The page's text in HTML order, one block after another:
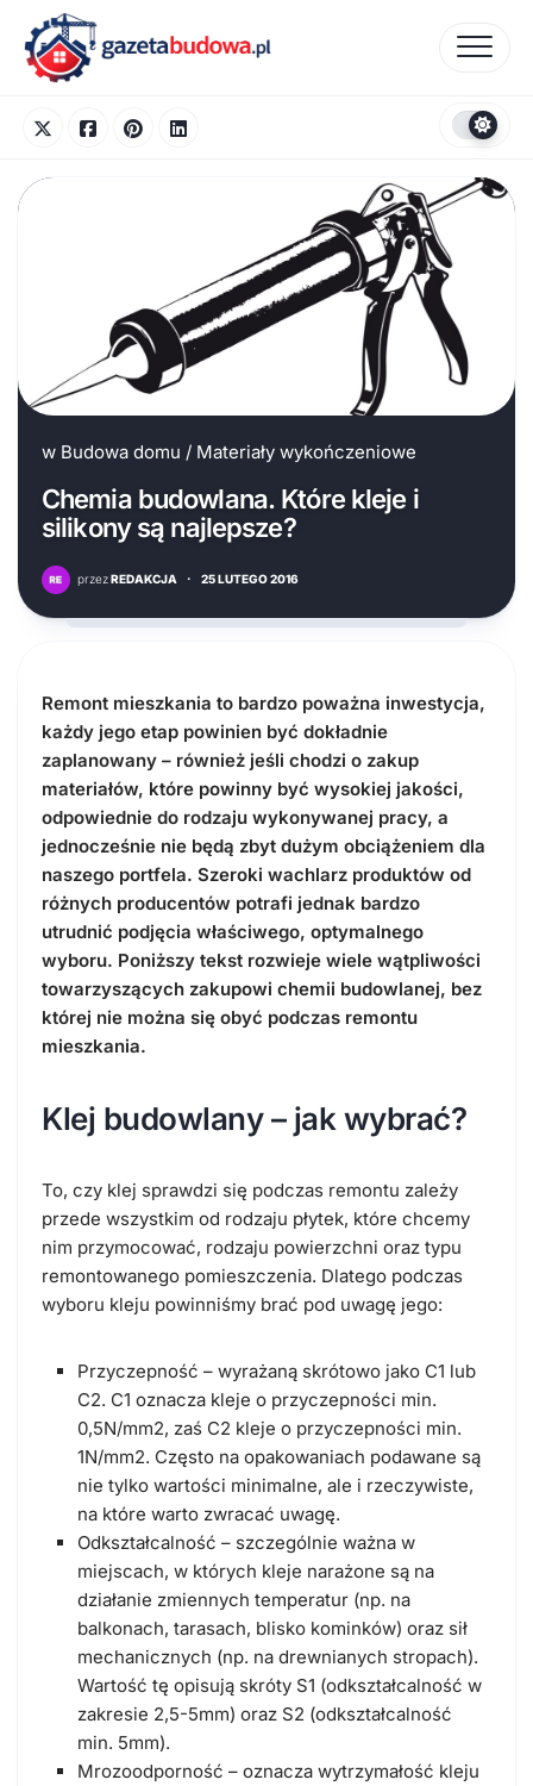
content
w Budowa domu / Materiały wykończeniowe
Chemia budowlana. Które kleje i
silikony są najlepsze?
przezREDAKCJA · 25 LUTEGO 2016
Remont mieszkania to bardzo poważna inwestycja,
każdy jego etap powinien być dokładnie
zaplanowany – również jeśli chodzi o zakup
materiałów, które powinny być wysokiej jakości,
odpowiednie do rodzaju wykonywanej pracy, a
jednocześnie nie będą zbyt dużym obciążeniem dla
naszego portfela. Szeroki wachlarz produktów od
różnych producentów potrafi jednak bardzo
utrudnić podjęcia właściwego, optymalnego
wyboru. Poniższy tekst rozwieje wiele wątpliwości
towarzyszących zakupowi chemii budowlanej, bez
której nie można się obyć podczas remontu
mieszkania.
Klej budowlany – jak wybrać?
To, czy klej sprawdzi się podczas remontu zależy
przede wszystkim od rodzaju płytek, które chcemy
nim przymocować, rodzaju powierzchni oraz typu
remontowanego pomieszczenia. Dlatego podczas
wyboru kleju powinniśmy brać pod uwagę jego:
Przyczepność – wyrażaną skrótowo jako C1 lub
C2. C1 oznacza kleje o przyczepności min.
0,5N/mm2, zaś C2 kleje o przyczepności min.
1N/mm2. Często na opakowaniach podawane są
nie tylko wartości minimalne, ale i rzeczywiste,
na które warto zwracać uwagę.
Odkształcalność – szczególnie ważna w
miejscach, w których kleje narażone są na
działanie zmiennych temperatur (np. na
balkonach, tarasach, blisko kominków) oraz sił
mechanicznych (np. na drewnianych stropach).
Wartość tę opisują skróty S1 (odkształcalność w
zakresie 2,5-5mm) oraz S2 (odkształcalność
min. 5mm).
Mrozoodporność – oznacza wytrzymałość kleju